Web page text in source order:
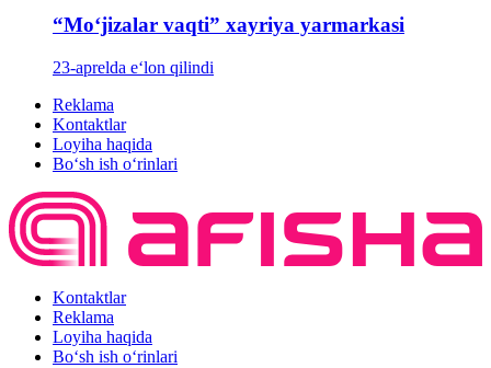
“Mo‘jizalar vaqti” xayriya yarmarkasi
23-aprelda e‘lon qilindi
Reklama
Kontaktlar
Loyiha haqida
Bo‘sh ish o‘rinlari
Kontaktlar
Reklama
Loyiha haqida
Bo‘sh ish o‘rinlari